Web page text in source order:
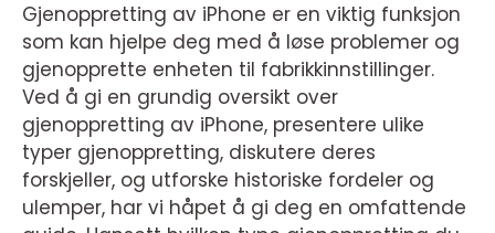
Gjenoppretting av iPhone er en viktig funksjon
som kan hjelpe deg med å løse problemer og
gjenopprette enheten til fabrikkinnstillinger.
Ved å gi en grundig oversikt over
gjenoppretting av iPhone, presentere ulike
typer gjenoppretting, diskutere deres
forskjeller, og utforske historiske fordeler og
ulemper, har vi håpet å gi deg en omfattende